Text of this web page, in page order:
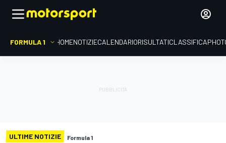
FORMULA 1 HOMENOTIZIECALENDARIORISULTATICLASSIFICA
ULTIME NOTIZIE Formula 1